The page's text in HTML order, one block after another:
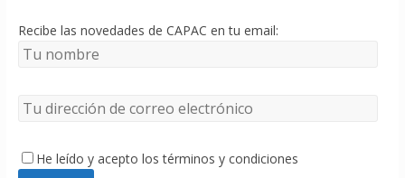
Recibe las novedades de CAPAC en tu email:
He leído y acepto los términos y condiciones